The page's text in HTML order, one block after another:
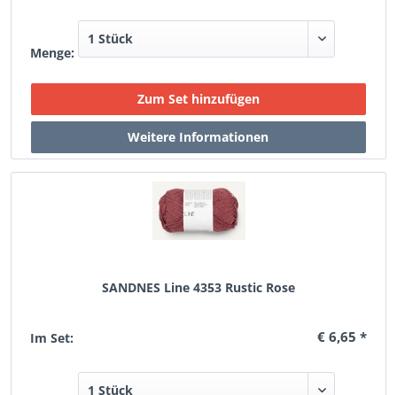
Menge:
SANDNES Line 4353 Rustic Rose
Im Set: € 6,65 *